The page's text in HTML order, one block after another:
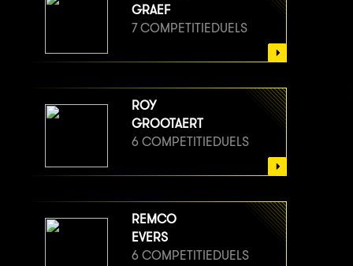
GRAEF
7 COMPETITIEDUELS
ROY
GROOTAERT
6 COMPETITIEDUELS
REMCO
EVERS
6 COMPETITIEDUELS